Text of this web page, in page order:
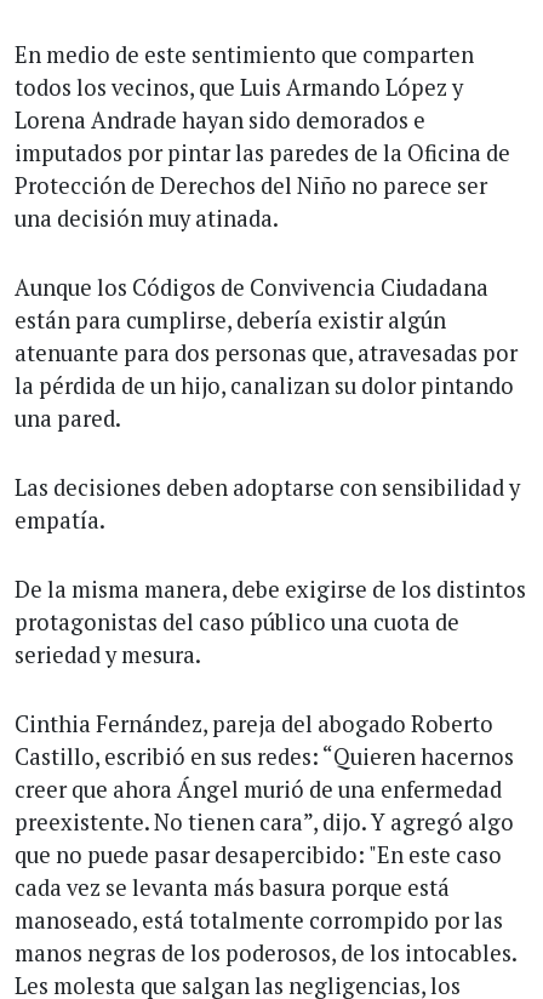
En medio de este sentimiento que comparten
todos los vecinos, que Luis Armando López y
Lorena Andrade hayan sido demorados e
imputados por pintar las paredes de la Oficina de
Protección de Derechos del Niño no parece ser
una decisión muy atinada.
Aunque los Códigos de Convivencia Ciudadana
están para cumplirse, debería existir algún
atenuante para dos personas que, atravesadas por
la pérdida de un hijo, canalizan su dolor pintando
una pared.
Las decisiones deben adoptarse con sensibilidad y
empatía.
De la misma manera, debe exigirse de los distintos
protagonistas del caso público una cuota de
seriedad y mesura.
Cinthia Fernández, pareja del abogado Roberto
Castillo, escribió en sus redes: “Quieren hacernos
creer que ahora Ángel murió de una enfermedad
preexistente. No tienen cara”, dijo. Y agregó algo
que no puede pasar desapercibido: "En este caso
cada vez se levanta más basura porque está
manoseado, está totalmente corrompido por las
manos negras de los poderosos, de los intocables.
Les molesta que salgan las negligencias, los